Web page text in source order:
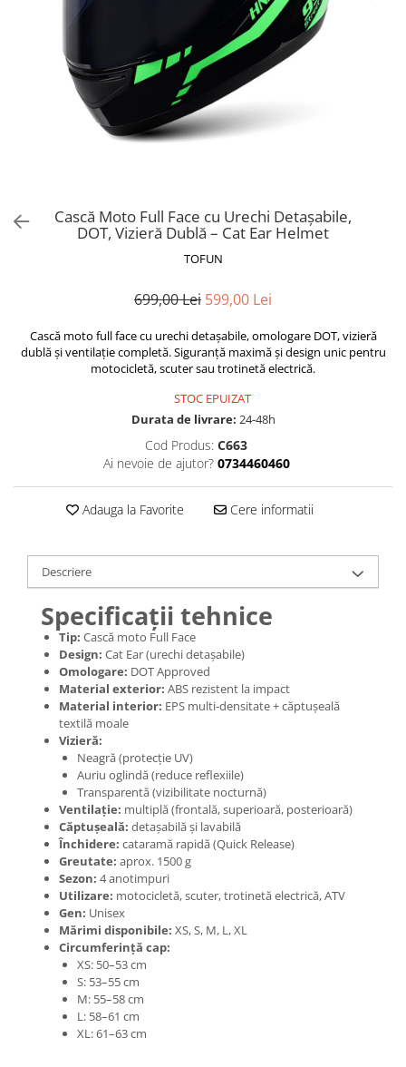
Trotinete cu Scaun
Trotinete cu Cheie
Trotinete cu Baterie Detașabilă
Trotinete cu Suspensii
Trotinete cu Ghidon Reglabil
ATV 1000W
ATV 1500W
Suporturi pentru telefon
Ornamente, stickere & viniluri
Iluminare decorativă
Protecții la coliziune
KuKirin G2 Master
KuKirin G1 Pro
KuKirin V1 Pro
KuKirin G2 Ultra
Anvelope pneumatice
Anvelope solide
Acceleratoare & comenzi
Display-uri / ecrane
Motoare
Cabluri motoare
Baterii
Controlere & Conversoare DC/DC
Încărcătoare
Prize de încărcare
Cabluri pentru baterii
Componente baterii
Localizatoare GPS
Mecanică
Furci / mânere principale &
secundare
Pliere, pasadores & tije
Crickuri / suporturi parcare
Suspensii & amortizoare
Rulmenți
Transmisii & lanțuri
Claxoane / sonerii (timbres)
Cască Moto Full Face cu Urechi Detașabile,
DOT, Vizieră Dublă – Cat Ear Helmet
TOFUN
699,00 Lei 599,00 Lei
Cască moto full face cu urechi detașabile, omologare DOT, vizieră
dublă și ventilație completă. Siguranță maximă și design unic pentru
motocicletă, scuter sau trotinetă electrică.
STOC EPUIZAT
Durata de livrare: 24-48h
Cod Produs: C663
Ai nevoie de ajutor? 0734460460
Adauga la Favorite Cere informatii
Descriere
Specificații tehnice
Tip: Cască moto Full Face
Design: Cat Ear (urechi detașabile)
Omologare: DOT Approved
Material exterior: ABS rezistent la impact
Material interior: EPS multi-densitate + căptușeală
textilă moale
Vizieră:
Neagră (protecție UV)
Auriu oglindă (reduce reflexiile)
Transparentă (vizibilitate nocturnă)
Ventilație: multiplă (frontală, superioară, posterioară)
Căptușeală: detașabilă și lavabilă
Închidere: cataramă rapidă (Quick Release)
Greutate: aprox. 1500 g
Sezon: 4 anotimpuri
Utilizare: motocicletă, scuter, trotinetă electrică, ATV
Gen: Unisex
Mărimi disponibile: XS, S, M, L, XL
Circumferință cap:
XS: 50–53 cm
S: 53–55 cm
M: 55–58 cm
L: 58–61 cm
XL: 61–63 cm